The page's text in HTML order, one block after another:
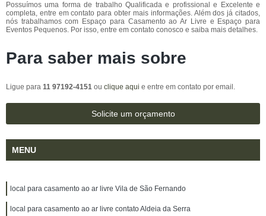
Possuímos uma forma de trabalho Qualificada e profissional e Excelente e
completa, entre em contato para obter mais informações. Além dos já citados,
nós trabalhamos com Espaço para Casamento ao Ar Livre e Espaço para
Eventos Pequenos. Por isso, entre em contato conosco e saiba mais detalhes.
Para saber mais sobre
Ligue para 11 97192-4151 ou clique aqui e entre em contato por email.
Solicite um orçamento
MENU
local para casamento ao ar livre Vila de São Fernando
local para casamento ao ar livre contato Aldeia da Serra